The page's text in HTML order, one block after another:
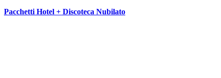
Pacchetti Hotel + Discoteca Nubilato